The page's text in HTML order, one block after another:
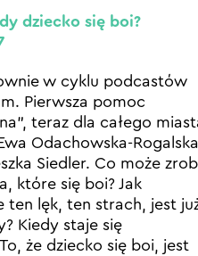
dziecko się boi?
w cyklu podcastów
Pierwsza pomoc
teraz dla całego
Odachowska-Rogalska
Siedler. Co może
które się boi? Jak
ten lęk, ten strach, jest
Kiedy staje się
że dziecko się boi, jest